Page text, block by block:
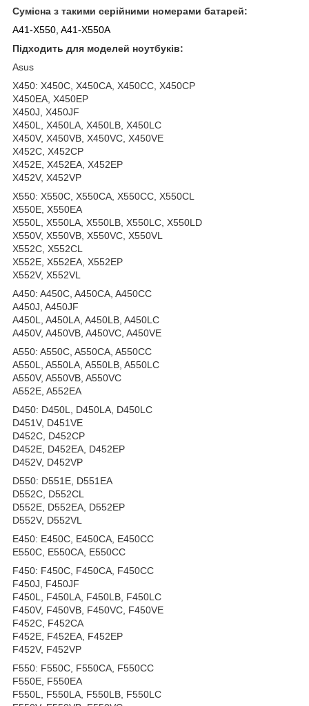
Сумісна з такими серійними номерами батарей:
A41-X550, A41-X550A
Підходить для моделей ноутбуків:
Asus
X450: X450C, X450CA, X450CC, X450CP
X450EA, X450EP
X450J, X450JF
X450L, X450LA, X450LB, X450LC
X450V, X450VB, X450VC, X450VE
X452C, X452CP
X452E, X452EA, X452EP
X452V, X452VP
X550: X550C, X550CA, X550CC, X550CL
X550E, X550EA
X550L, X550LA, X550LB, X550LC, X550LD
X550V, X550VB, X550VC, X550VL
X552C, X552CL
X552E, X552EA, X552EP
X552V, X552VL
A450: A450C, A450CA, A450CC
A450J, A450JF
A450L, A450LA, A450LB, A450LC
A450V, A450VB, A450VC, A450VE
A550: A550C, A550CA, A550CC
A550L, A550LA, A550LB, A550LC
A550V, A550VB, A550VC
A552E, A552EA
D450: D450L, D450LA, D450LC
D451V, D451VE
D452C, D452CP
D452E, D452EA, D452EP
D452V, D452VP
D550: D551E, D551EA
D552C, D552CL
D552E, D552EA, D552EP
D552V, D552VL
E450: E450C, E450CA, E450CC
E550C, E550CA, E550CC
F450: F450C, F450CA, F450CC
F450J, F450JF
F450L, F450LA, F450LB, F450LC
F450V, F450VB, F450VC, F450VE
F452C, F452CA
F452E, F452EA, F452EP
F452V, F452VP
F550: F550C, F550CA, F550CC
F550E, F550EA
F550L, F550LA, F550LB, F550LC